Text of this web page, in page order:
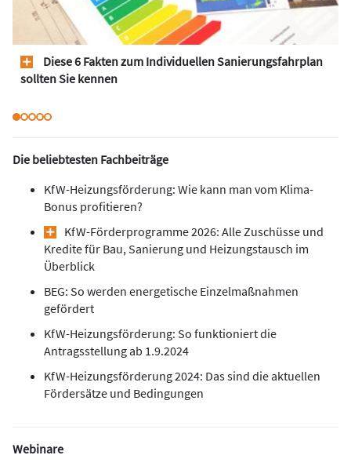
Diese 6 Fakten zum Individuellen Sanierungsfahrplan
sollten Sie kennen
Die beliebtesten Fachbeiträge
KfW-Heizungsförderung: Wie kann man vom Klima-
Bonus profitieren?
KfW-Förderprogramme 2026: Alle Zuschüsse und
Kredite für Bau, Sanierung und Heizungstausch im
Überblick
BEG: So werden energetische Einzelmaßnahmen
gefördert
KfW-Heizungsförderung: So funktioniert die
Antragsstellung ab 1.9.2024
KfW-Heizungsförderung 2024: Das sind die aktuellen
Fördersätze und Bedingungen
Webinare